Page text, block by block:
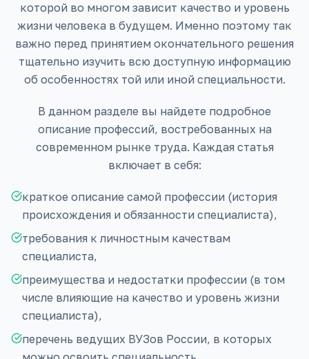
которой во многом зависит качество и уровень
жизни человека в будущем. Именно поэтому так
важно перед принятием окончательного решения
тщательно изучить всю доступную информацию
об особенностях той или иной специальности.
В данном разделе вы найдете подробное
описание профессий, востребованных на
современном рынке труда. Каждая статья
включает в себя:
краткое описание самой профессии (история
происхождения и обязанности специалиста),
требования к личностным качествам
специалиста,
преимущества и недостатки профессии (в том
числе влияющие на качество и уровень жизни
специалиста),
перечень ведущих ВУЗов России, в которых